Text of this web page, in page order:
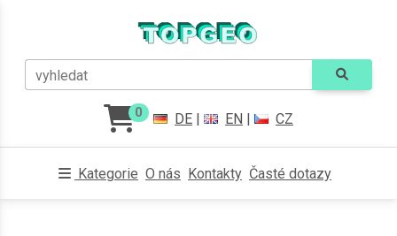
vyhledat
0 DE | EN | CZ
Kategorie O nás Kontakty Časté dotazy